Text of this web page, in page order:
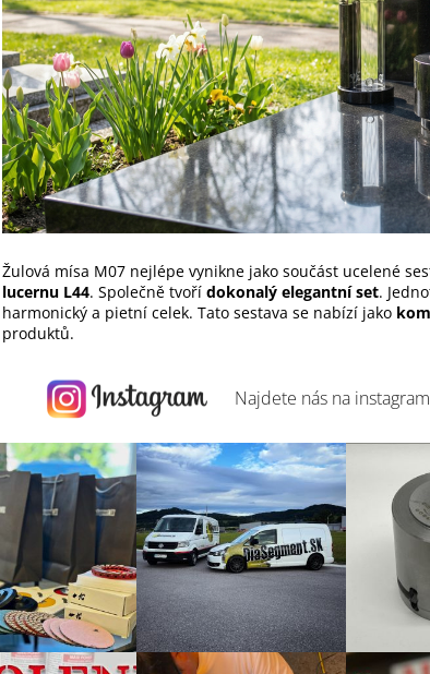
Žulová mísa M07 nejlépe vynikne jako součást ucelené
lucernu L44. Společně tvoří dokonalý elegantní set.
harmonický a pietní celek. Tato sestava se nabízí jako
produktů.
Najdete nás na